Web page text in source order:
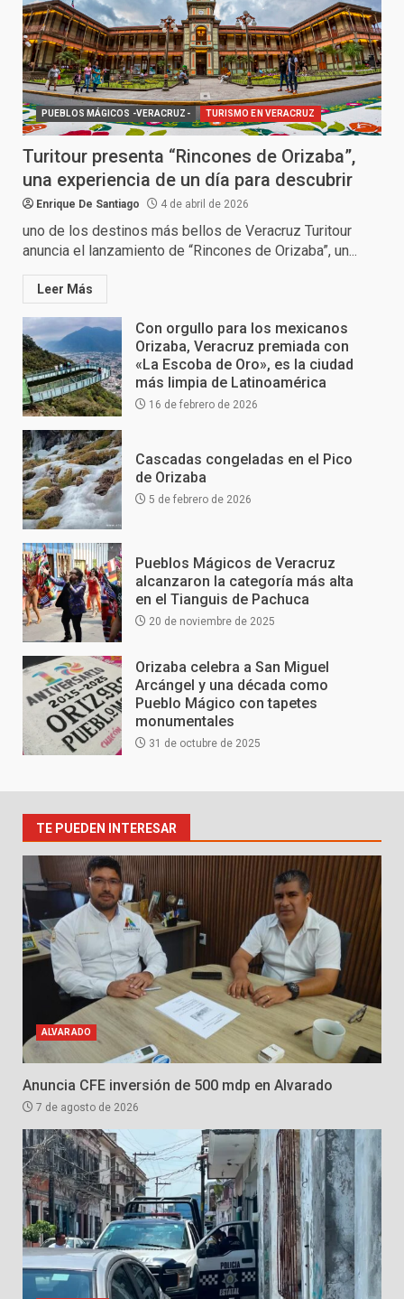
PUEBLOS MÁGICOS -VERACRUZ- TURISMO EN VERACRUZ
Turitour presenta “Rincones de Orizaba”,
una experiencia de un día para descubrir
Enrique De Santiago 4 de abril de 2026
uno de los destinos más bellos de Veracruz Turitour
anuncia el lanzamiento de “Rincones de Orizaba”, un...
Leer Más
Con orgullo para los mexicanos
Orizaba, Veracruz premiada con
«La Escoba de Oro», es la ciudad
más limpia de Latinoamérica
16 de febrero de 2026
Cascadas congeladas en el Pico
de Orizaba
5 de febrero de 2026
Pueblos Mágicos de Veracruz
alcanzaron la categoría más alta
en el Tianguis de Pachuca
20 de noviembre de 2025
Orizaba celebra a San Miguel
Arcángel y una década como
Pueblo Mágico con tapetes
monumentales
31 de octubre de 2025
TE PUEDEN INTERESAR
ALVARADO
Anuncia CFE inversión de 500 mdp en Alvarado
7 de agosto de 2026